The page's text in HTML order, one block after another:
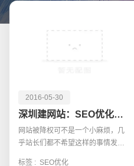
制定针对性的优化策略。这
和转化率。综上所述，SEO
需要充分利用聚合数据信息
实现网站在互联网中的长期
2016-05-30
深圳建网站：SEO优化中如何判断网站被降权了？
网站被降权可不是一个小麻烦，几
乎站长们都不希望这样的事情发生
标签 : SEO优化